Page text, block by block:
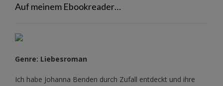
Auf meinem Ebookreader…
Genre: Liebesroman
Ich habe Johanna Benden durch Zufall entdeckt und ihre